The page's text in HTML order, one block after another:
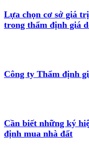
Lựa chọn cơ sở giá
trong thẩm định giá
Công ty Thẩm định
Cần biết những ký
định mua nhà đất